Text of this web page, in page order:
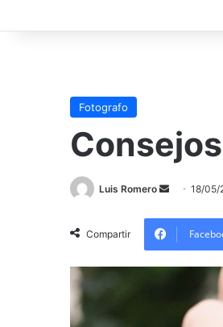
Fotografo
Luis Romero
Send
email
18/05/
Compartir